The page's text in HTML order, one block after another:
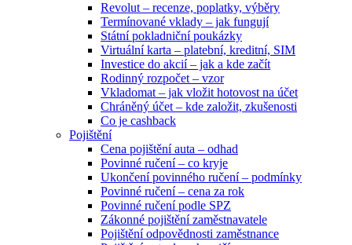
Revolut – recenze, poplatky, výběry
Termínované vklady – jak fungují
Státní pokladniční poukázky
Virtuální karta – platební, kreditní, SIM
Investice do akcií – jak a kde začít
Rodinný rozpočet – vzor
Vkladomat – jak vložit hotovost na účet
Chráněný účet – kde založit, zkušenosti
Co je cashback
Pojištění
Cena pojištění auta – odhad
Povinné ručení – co kryje
Ukončení povinného ručení – podmínky
Povinné ručení – cena za rok
Povinné ručení podle SPZ
Zákonné pojištění zaměstnavatele
Pojištění odpovědnosti zaměstnance